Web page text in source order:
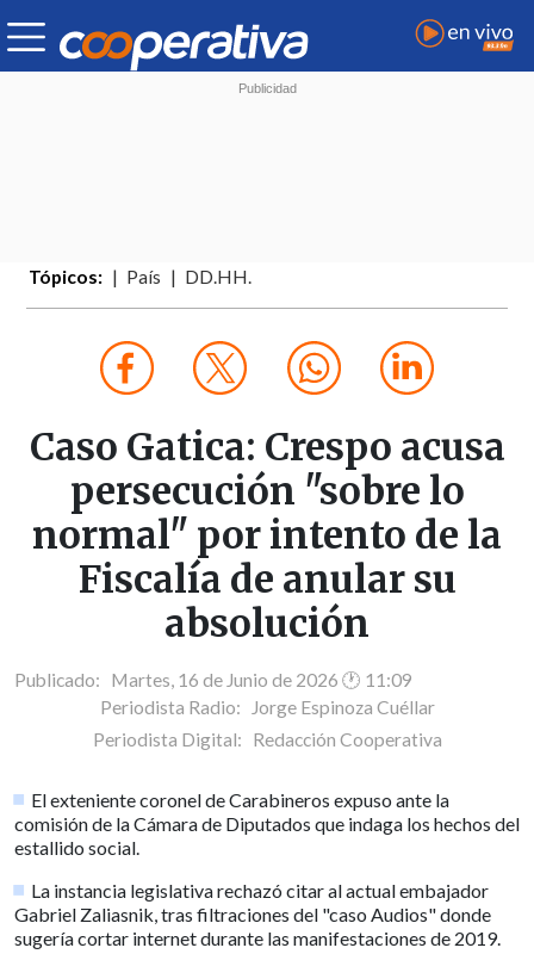
Tópicos: País DD.HH.
Caso Gatica: Crespo acusa
persecución "sobre lo
normal" por intento de la
Fiscalía de anular su
absolución
Publicado: Martes, 16 de Junio de 2026 🕐 11:09
Periodista Radio:
Jorge Espinoza Cuéllar
Periodista Digital: Redacción Cooperativa
El exteniente coronel de Carabineros expuso ante la
comisión de la Cámara de Diputados que indaga los hechos del
estallido social.
La instancia legislativa rechazó citar al actual embajador
Gabriel Zaliasnik, tras filtraciones del "caso Audios" donde
sugería cortar internet durante las manifestaciones de 2019.